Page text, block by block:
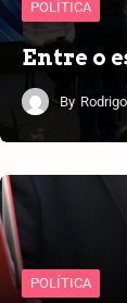
POLÍTICA
Entre o
By
POLÍTICA